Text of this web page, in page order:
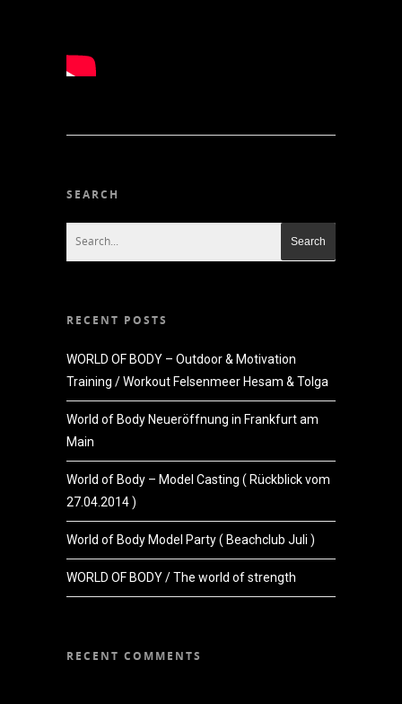
SEARCH
RECENT POSTS
WORLD OF BODY – Outdoor & Motivation
Training / Workout Felsenmeer Hesam & Tolga
World of Body Neueröffnung in Frankfurt am
Main
World of Body – Model Casting ( Rückblick vom
27.04.2014 )
World of Body Model Party ( Beachclub Juli )
WORLD OF BODY / The world of strength
RECENT COMMENTS